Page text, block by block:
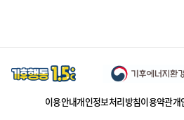
이용안내개인정보처리방침이용약관개